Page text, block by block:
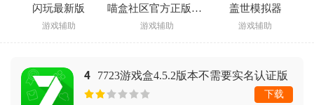
闪玩最新版
游戏辅助
喵盒社区官方正版下载
游戏辅助
盖世模拟器
游戏辅助
4
7723游戏盒4.5.2版本不需要实名认证版
版本
下载